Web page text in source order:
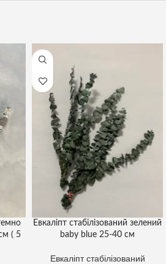
( 5
Евкаліпт стабілізований зелений
baby blue 25-40 см
Евкаліпт стабілізований